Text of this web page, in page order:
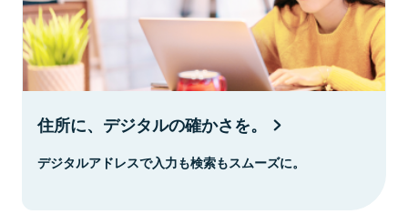
住所に、デジタルの確かさを。
デジタルアドレスで入力も検索もスムーズに。